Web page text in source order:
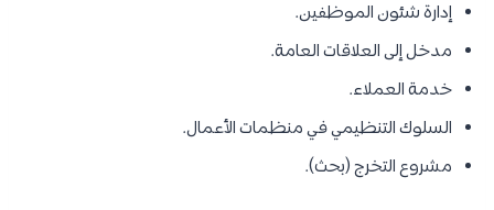
إدارة شئون الموظفين.
مدخل إلى العلاقات العامة.
خدمة العملاء.
السلوك التنظيمي في منظمات الأعمال.
مشروع التخرج (بحث).